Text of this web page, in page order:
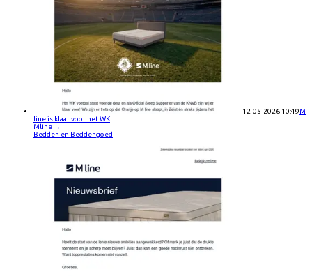
12-05-2026 10:49M
line is klaar voor het WK
Mline →
Bedden en Beddengoed